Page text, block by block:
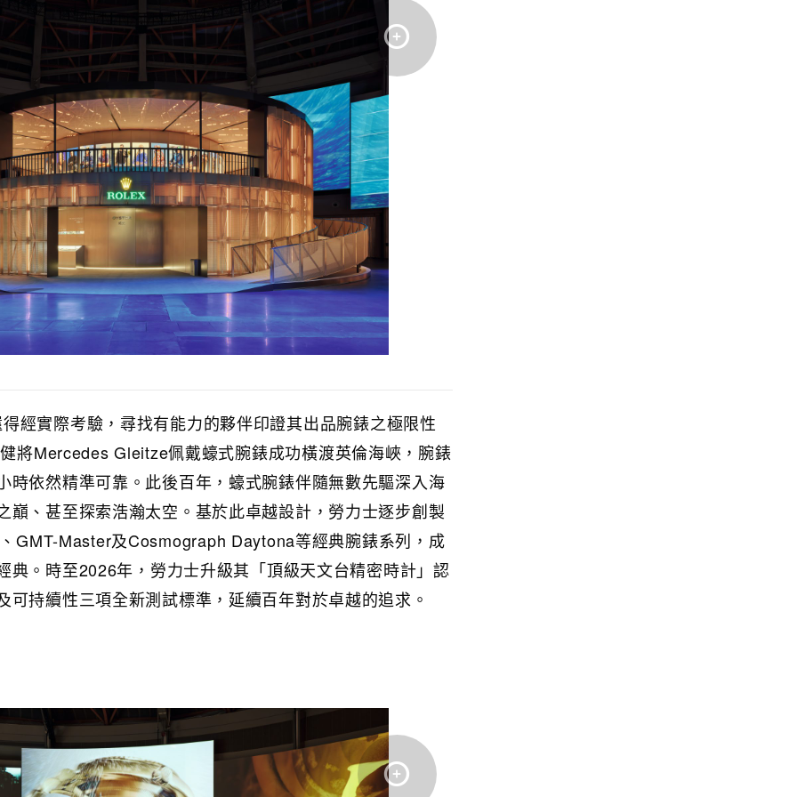
經實際考驗，尋找有能力的夥伴印證其出品腕錶之極限性
將Mercedes Gleitze佩戴蠔式腕錶成功橫渡英倫海峽，腕錶
時依然精準可靠。此後百年，蠔式腕錶伴隨無數先驅深入海
巔、甚至探索浩瀚太空。基於此卓越設計，勞力士逐步創製
GMT-Master及Cosmograph Daytona等經典腕錶系列，成
典。時至2026年，勞力士升級其「頂級天文台精密時計」認
可持續性三項全新測試標準，延續百年對於卓越的追求。